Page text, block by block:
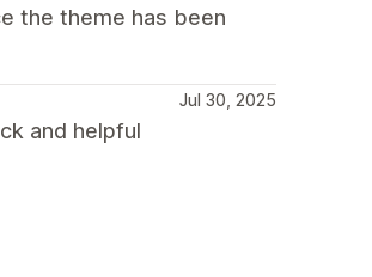
the theme has been
Jul 30, 2025
and helpful